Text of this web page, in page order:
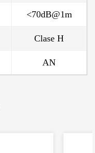
<70dB@1m
Clase H
AN